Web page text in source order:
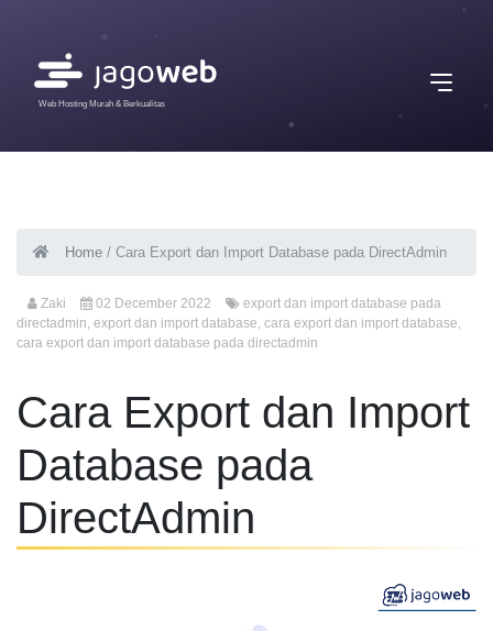
Web Hosting Murah & Berkualitas
Home / Cara Export dan Import Database pada DirectAdmin
Zaki 02 December 2022
export dan import database pada
directadmin, export dan import database, cara export dan import database,
cara export dan import database pada directadmin
Cara Export dan Import
Database pada
DirectAdmin